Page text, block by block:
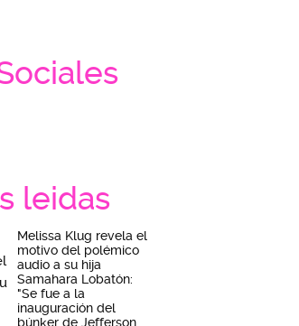
leidas
Melissa Klug revela el
motivo del polémico
audio a su hija
Samahara Lobatón:
"Se fue a la
inauguración del
búnker de Jefferson